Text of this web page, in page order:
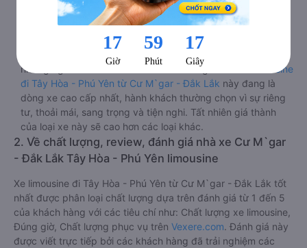
đèn dưới chân và màn hình tv có đầy đủ phim chuẩn HD
phục vụ hành khách giải trí trong chuyến đi từ Cư M`gar -
Đắk Lắk đến Tây Hòa - Phú Yên.
những người có thân hình nhỏ nhắn. Dòng
xe cabin limousine
đi Tây Hòa - Phú Yên từ Cư M`gar - Đắk Lắk này đang là
dòng xe cao cấp nhất, hành khách thường chọn vì sự riêng
tư, thoải mái, sang trọng và tiện nghi. Tất nhiên giá thành
của loại xe này sẽ cao hơn các loại khác.
2. Về chất lượng, review, đánh giá nhà xe Cư M`gar
- Đắk Lắk Tây Hòa - Phú Yên limousine
Xe limousine đi Tây Hòa - Phú Yên từ Cư M`gar - Đắk Lắk tốt
nhất được phân loại chất lượng dựa trên đánh giá từ 1 đến 5
của khách hàng với các tiêu chí như: Chất lượng xe limousine,
Đúng giờ, Chất lượng phục vụ trên Vexere.com. Đánh giá này
được viết trực tiếp bởi các khách hàng đã trải nghiệm các